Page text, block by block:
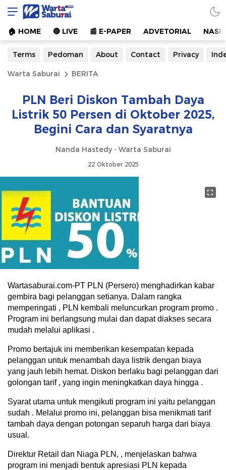
Warta Saburai
Sumber Informasi Terkini
🏠︎ HOME 🔴 LIVE 📰 E-PAPER ADVETORIAL
Terms Pedoman About Contact Privacy
Warta Saburai BERITA
PLN Beri Diskon Tambah Daya
Listrik 50 Persen di Oktober 2025,
Begini Cara dan Syaratnya
Nanda Hastedy - Warta Saburai
22 Oktober 2025
Wartasaburai.com-PT PLN (Persero) menghadirkan kabar
gembira bagi pelanggan setianya. Dalam rangka
memperingati , PLN kembali meluncurkan program promo .
Program ini berlangsung mulai dan dapat diakses secara
mudah melalui aplikasi .
Promo bertajuk ini memberikan kesempatan kepada
pelanggan untuk menambah daya listrik dengan biaya
yang jauh lebih hemat. Diskon berlaku bagi pelanggan dari
golongan tarif , yang ingin meningkatkan daya hingga .
Syarat utama untuk mengikuti program ini yaitu pelanggan
sudah . Melalui promo ini, pelanggan bisa menikmati tarif
tambah daya dengan potongan separuh harga dari biaya
usual.
Direktur Retail dan Niaga PLN, , menjelaskan bahwa
program ini menjadi bentuk apresiasi PLN kepada